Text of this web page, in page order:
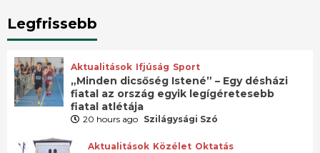
Legfrissebb
Aktualitások Ifjúság Sport
„Minden dicsőség Istené” – Egy désházi
fiatal az ország egyik legígéretesebb
fiatal atlétája
20 hours ago Szilágysági Szó
Aktualitások Közélet Oktatás